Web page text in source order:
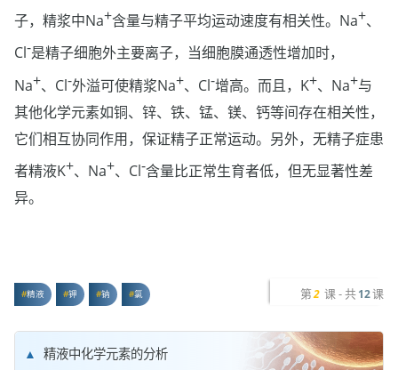
子，精浆中Na+含量与精子平均运动速度有相关性。Na+、
Cl-是精子细胞外主要离子，当细胞膜通透性增加时，
Na+、Cl-外溢可使精浆Na+、Cl-增高。而且，K+、Na+与
其他化学元素如铜、锌、铁、锰、镁、钙等间存在相关性，
它们相互协同作用，保证精子正常运动。另外，无精子症患
者精液K+、Na+、Cl-含量比正常生育者低，但无显著性差
异。
精液 钾 钠 氯 第 2 课 - 共 12课
精液中化学元素的分析